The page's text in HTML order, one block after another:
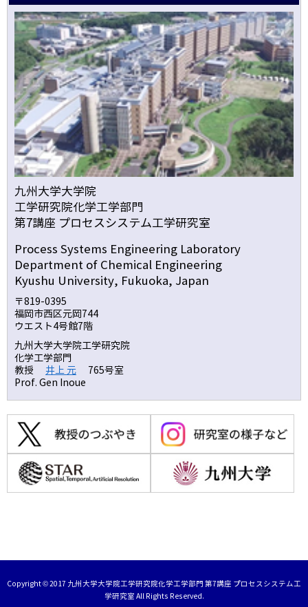
九州大学大学院
工学研究院化学工学部門
第7講座 プロセスシステム工学研究室
Process Systems Engineering Laboratory
Department of Chemical Engineering
Kyushu University, Fukuoka, Japan
〒819-0395
福岡市西区元岡744
ウエスト4号館7階
九州大学大学院工学研究院
化学工学部門
教授 井上 元 765号室
Prof. Gen Inoue
Copyright © 2017 九州大学大学院工学研究院化学工学部門 第7講座 プロセスシステム工
学研究室 All Rights Reserved.